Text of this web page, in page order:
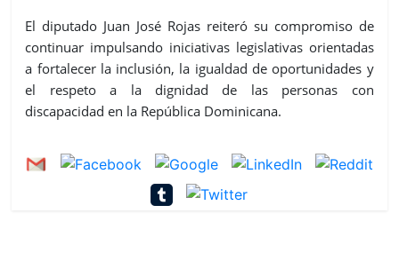
El diputado Juan José Rojas reiteró su compromiso de
continuar impulsando iniciativas legislativas orientadas
a fortalecer la inclusión, la igualdad de oportunidades y
el respeto a la dignidad de las personas con
discapacidad en la República Dominicana.